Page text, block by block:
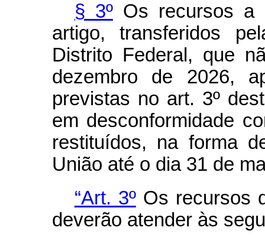
§ 3ºOs recursos a
artigo, transferidos
Distrito Federal, que
dezembro de 2026,
previstas no art. 3º
em desconformidade
restituídos, na forma
União até o dia 31 de
“Art. 3ºOs recursos
deverão atender às